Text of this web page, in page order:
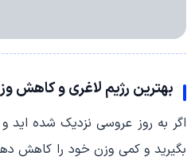
بهترین رژیم لاغری و کاهش
اگر به روز عروسی نزدیک شده
بگیرید و کمی وزن خود را کاهش